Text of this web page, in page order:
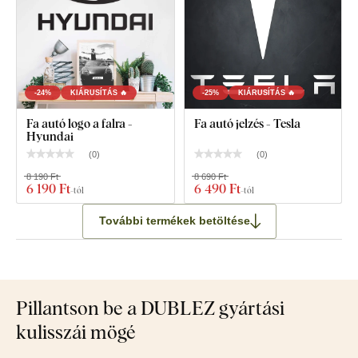
-24% KIÁRUSÍTÁS 🔥
Fa autó logo a falra -
Hyundai
(0)
6 190 Ft-tól
8 190 Ft
-25% KIÁRUSÍTÁS 🔥
Fa autó jelzés - Tesla
(0)
6 490 Ft-tól
8 690 Ft
További termékek betöltése
Pillantson be a DUBLEZ gyártási
kulisszái mögé